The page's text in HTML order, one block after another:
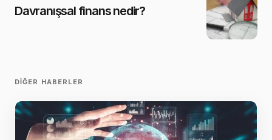
Davranışsal finans nedir?
DIĞER HABERLER